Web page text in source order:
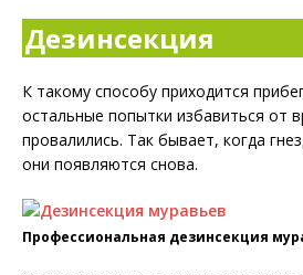
Дезинсекция
К такому способу приходится
остальные попытки избавиться от
провалились. Так бывает, когда
они появляются снова.
Профессиональная дезинсекция